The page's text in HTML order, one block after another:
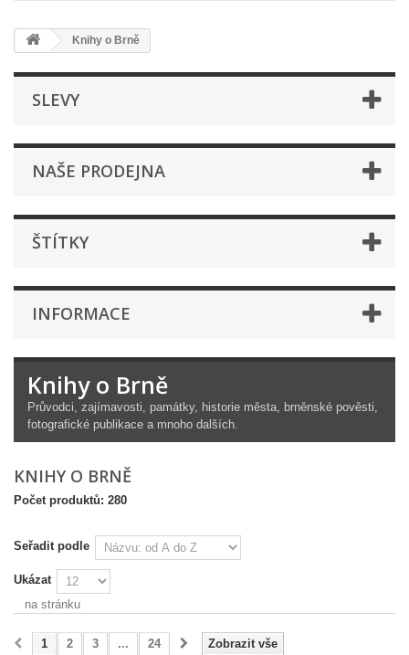
Knihy o Brně
SLEVY
NAŠE PRODEJNA
ŠTÍTKY
INFORMACE
Knihy o Brně
Průvodci, zajímavosti, památky, historie města, brněnské pověsti,
fotografické publikace a mnoho dalších.
KNIHY O BRNĚ
Počet produktů: 280
Seřadit podle
Ukázat
na stránku
Zobrazit vše
1 2 3 ... 24